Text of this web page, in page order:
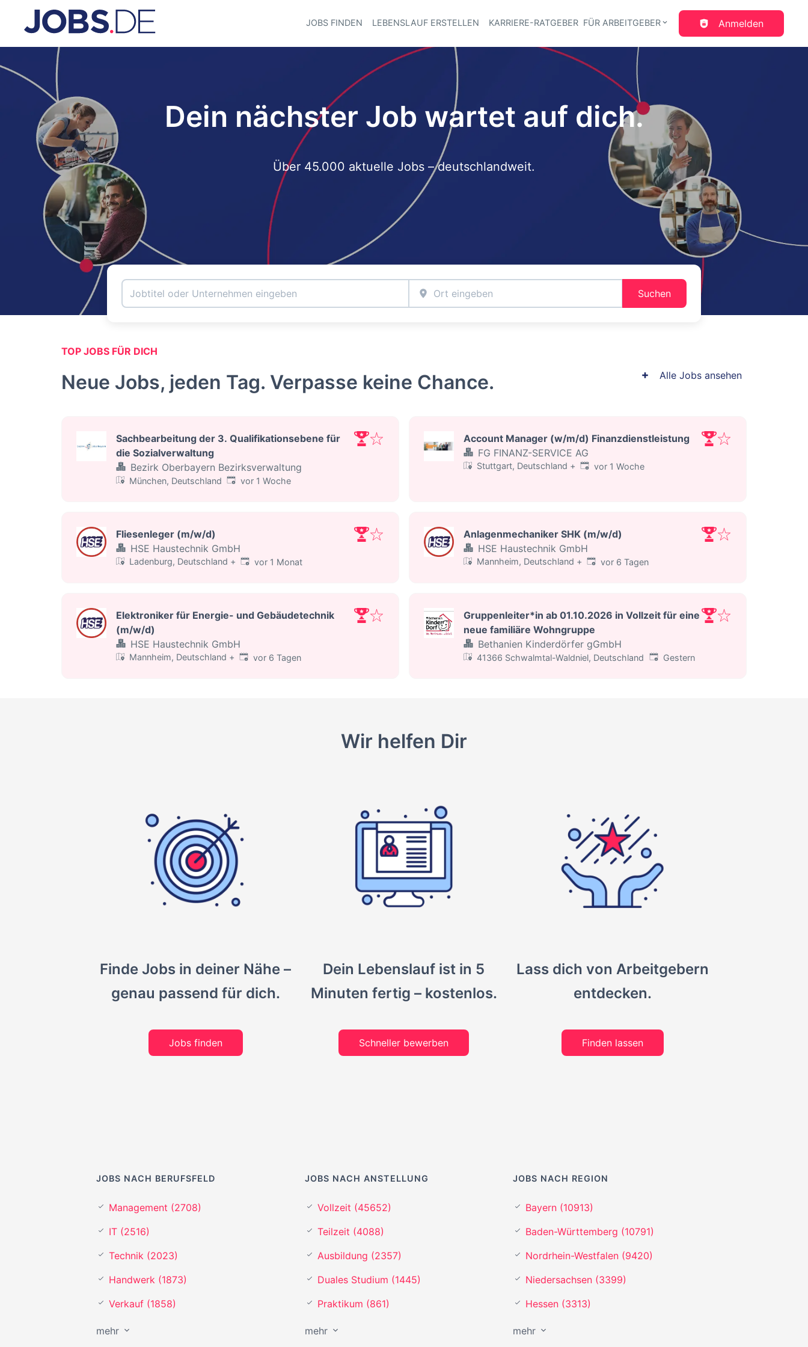
Haupt-Navigation
JOBS FINDEN LEBENSLAUF ERSTELLEN KARRIERE-RATGEBER FÜR ARBEITGEBER Anmelden
Dein nächster Job wartet auf dich.
Über 45.000 aktuelle Jobs – deutschlandweit.
Suchen
TOP JOBS FÜR DICH
Neue Jobs, jeden Tag. Verpasse keine Chance. Alle Jobs ansehen
Sachbearbeitung der 3. Qualifikationsebene für
die Sozialverwaltung
Bezirk Oberbayern Bezirksverwaltung
München, Deutschland Veröffentlicht:
vor 1 Woche
Account Manager (w/m/d) Finanzdienstleistung
FG FINANZ-SERVICE AG
Stuttgart, Deutschland + Veröffentlicht:
vor 1 Woche
Fliesenleger (m/w/d)
HSE Haustechnik GmbH
Ladenburg, Deutschland + Veröffentlicht:
vor 1 Monat
Anlagenmechaniker SHK (m/w/d)
HSE Haustechnik GmbH
Mannheim, Deutschland + Veröffentlicht:
vor 6 Tagen
Elektroniker für Energie- und Gebäudetechnik
(m/w/d)
HSE Haustechnik GmbH
Mannheim, Deutschland + Veröffentlicht:
vor 6 Tagen
Gruppenleiter*in ab 01.10.2026 in Vollzeit für eine
neue familiäre Wohngruppe
Bethanien Kinderdörfer gGmbH
41366 Schwalmtal-Waldniel, Deutschland Veröffentlicht
Gestern
Wir helfen Dir
Finde Jobs in deiner Nähe –
genau passend für dich.
Jobs finden
Dein Lebenslauf ist in 5
Minuten fertig – kostenlos.
Schneller bewerben
Lass dich von Arbeitgebern
entdecken.
Finden lassen
JOBS NACH BERUFSFELD
Management (2708)
IT (2516)
Technik (2023)
Handwerk (1873)
Verkauf (1858)
mehr
JOBS NACH ANSTELLUNG
Vollzeit (45652)
Teilzeit (4088)
Ausbildung (2357)
Duales Studium (1445)
Praktikum (861)
mehr
JOBS NACH REGION
Bayern (10913)
Baden-Württemberg (10791)
Nordrhein-Westfalen (9420)
Niedersachsen (3399)
Hessen (3313)
mehr